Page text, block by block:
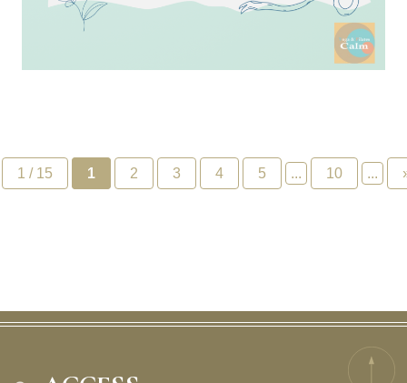
1 / 15 1 2 3 4 5 ... 10 ...